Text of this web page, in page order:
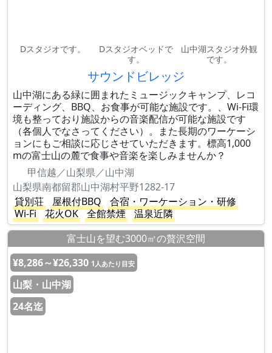
Dスタジオです。
Dスタジオベッドで
す。
山中湖スタジオ外観
です。
サウンドビレッジ
山中湖にある緑に囲まれたミュージックキャンプ、レコ
ーディング、BBQ、お食事が可能な施設です。、Wi-Fi環
境も整っており施設からの音楽配信が可能な施設です
（各個人でなさってください）。また長期のワーケーシ
ョンにもご相談に応じさせていただきます。標高1,000
mの富士山の麓で食事や音楽を楽しみませんか？
甲信越／山梨県／山中湖
山梨県南都留郡山中湖村平野1282-17
貸別荘
屋根付BBQ
合宿・ワーケーション・研修
Wi-Fi
花火OK 全館禁煙
温泉近隣
富士山を望む3000㎡の贅沢空間
¥8,286～¥26,330 1人あたり目安
山梨・山中湖
24名迄